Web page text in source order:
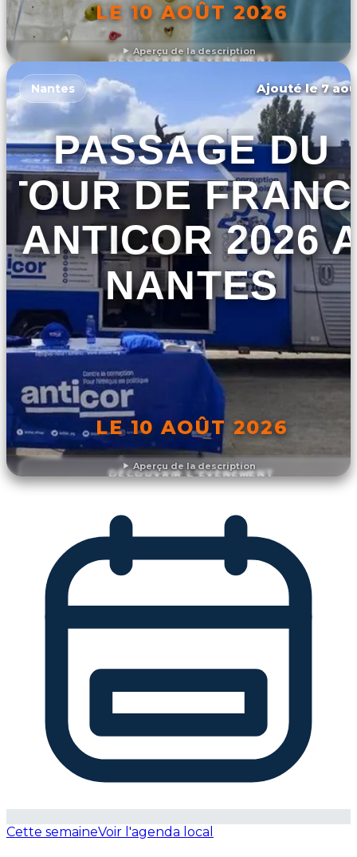
Aperçu de la description
LE 10 AOÛT 2026
DÉCOUVRIR L'ÉVÉNEMENT
Aperçu de la description
Nantes Ajouté le 7
PASSAGE DU
TOUR DE
ANTICOR 2026
NANTES
LE 10 AOÛT 2026
DÉCOUVRIR L'ÉVÉNEMENT
Cette semaineVoir l'agenda local